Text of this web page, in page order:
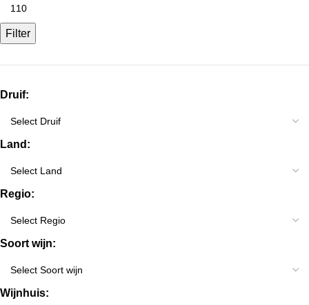
Filter
Druif:
Land:
Regio:
Soort wijn:
Wijnhuis: